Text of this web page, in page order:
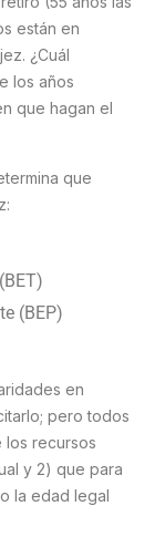
están en
¿Cuál
los años
que hagan el
que
(BEP)
en
pero todos
los recursos
y 2) que para
la edad legal